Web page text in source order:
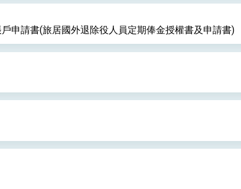
申請書(旅居國外退除役人員定期俸金授權書及申請書)